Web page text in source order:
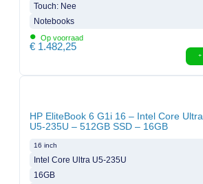
Touch: Nee
Notebooks
• Op voorraad
€ 1.482,25
HP EliteBook 6 G1i 16 – Intel Core Ultra
U5-235U – 512GB SSD – 16GB
16 inch
Intel Core Ultra U5-235U
16GB